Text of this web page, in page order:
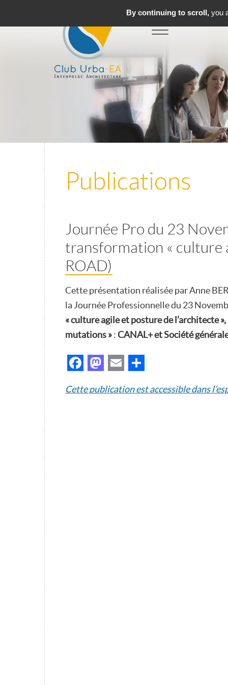
Toggle
navigation
Publications
Journée Pro du 23
transformation « culture
ROAD)
Cette présentation réalisée par Anne
la Journée Professionnelle du 23
« culture agile et posture de l’architecte »,
mutations »:CANAL+ et Société
Facebook
Mastodon
Email
Cette publication est accessible dans
By continuing to scroll,you